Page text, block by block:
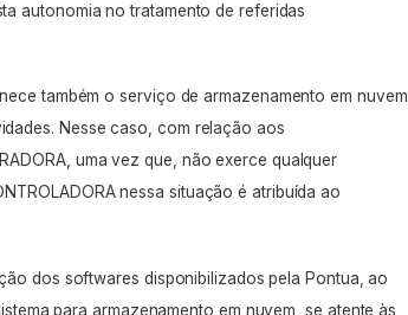
autonomia no tratamento de referidas
também o serviço de armazenamento em nuvem
Nesse caso, com relação aos
uma vez que, não exerce qualquer
nessa situação é atribuída ao
dos softwares disponibilizados pela Pontua, ao
para armazenamento em nuvem, se atente às